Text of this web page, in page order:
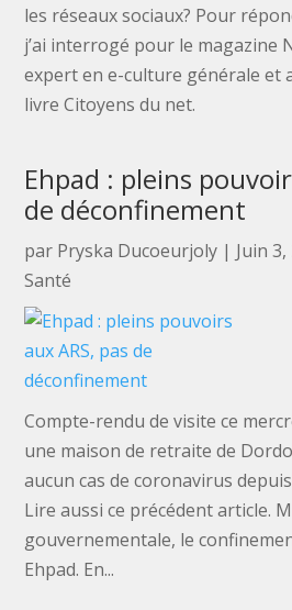
les réseaux sociaux? Pour
j’ai interrogé pour le magazine
expert en e-culture générale et
livre Citoyens du net.
Ehpad : pleins
de déconfinement
par Pryska Ducoeurjoly | Juin 3,
Santé
Compte-rendu de visite ce
une maison de retraite de
aucun cas de coronavirus
Lire aussi ce précédent article.
gouvernementale, le
Ehpad. En...